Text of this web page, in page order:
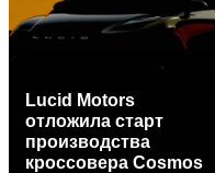
Lucid Motors
отложила старт
производства
кроссовера Cosmos